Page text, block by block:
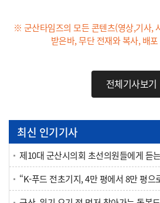
※ 군산타임즈의 모든 콘텐츠(영상,기사,
받은바, 무단 전재와 복사, 배
전체기사보기
최신 인기기사
제10대 군산시의회 초선의원들에게 듣
“K-푸드 전초기지, 4만 평에서 8만 평으